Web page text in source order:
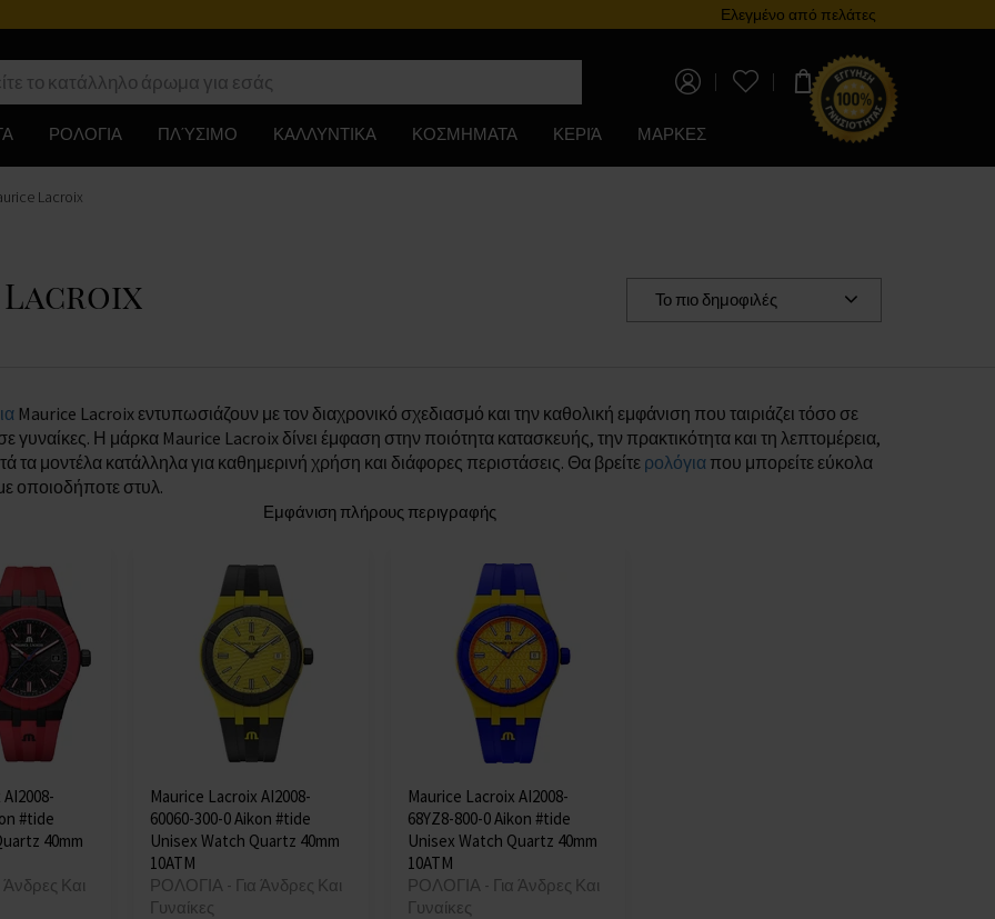
Πρόγραμμα επιβράβευσηςΕλεγμένο από πελάτες
0,00 €
ΡΟΛΟΓΙΑ ΠΛΎΣΙΜΟ ΚΑΛΛΥΝΤΙΚΑ ΚΟΣΜΗΜΑΤΑ ΚΕΡΙΆ ΜΑΡΚΕΣ
Lacroix
Lacroix Το πιο δημοφιλές
Maurice Lacroix εντυπωσιάζουν με τον διαχρονικό σχεδιασμό και την καθολική εμφάνιση που ταιριάζει τόσο σε
γυναίκες. Η μάρκα Maurice Lacroix δίνει έμφαση στην ποιότητα κατασκευής, την πρακτικότητα και τη λεπτομέρεια,
τα μοντέλα κατάλληλα για καθημερινή χρήση και διάφορες περιστάσεις. Θα βρείτε ρολόγια που μπορείτε εύκολα
οποιοδήποτε στυλ.
Εμφάνιση πλήρους περιγραφής
#tide
40mm
Και
Maurice Lacroix AI2008-
60060-300-0 Aikon #tide
Unisex Watch Quartz 40mm
10ATM
ΡΟΛΟΓΙΑ - Για Άνδρες Και
Γυναίκες
Maurice Lacroix AI2008-
68YZ8-800-0 Aikon #tide
Unisex Watch Quartz 40mm
10ATM
ΡΟΛΟΓΙΑ - Για Άνδρες Και
Γυναίκες